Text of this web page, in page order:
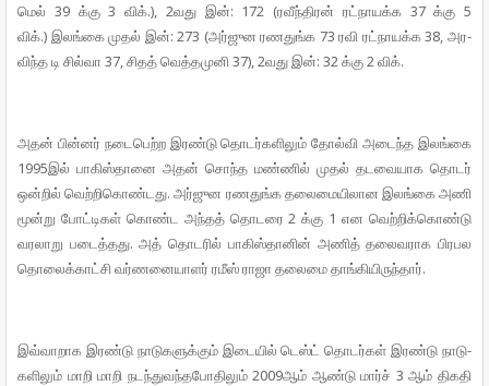
மெல் 39 க்கு 3 விக்.), 2வது இன்: 172 (ரவீந்­திரன் ரட்­நா­யக்க 37 க்கு 5
விக்.) இலங்கை முதல் இன்: 273 (அர்­ஜுன ரண­துங்க 73 ரவி ரட்­நா­யக்க 38, அர­
விந்த டி சில்வா 37, சிதத் வெத்­த­முனி 37), 2வது இன்: 32 க்கு 2 விக்.
அதன் பின்னர் நடை­பெற்ற இரண்டு தொடர்­க­ளிலும் தோல்வி அடைந்த இலங்கை
1995இல் பாகிஸ்­தானை அதன் சொந்த மண்ணில் முதல் தட­வை­யாக தொடர்
ஒன்றில் வெற்­றி­கொண்­டது.அர்­ஜுன ரண­துங்க தலை­மை­யி­லான இலங்கை அணி
மூன்று போட்­டிகள் கொண்ட அந்தத் தொடரை 2 க்கு 1 என வெற்­றிக்­கொண்டு
வர­லாறு படைத்­தது. அத் தொடரில் பாகிஸ்­தானின் அணித் தலை­வ­ராக பிர­பல
தொலைக்­காட்சி வர்­ண­னை­யாளர் ரமீஸ் ராஜா தலைமை தாங்­கி­யி­ருந்தார்.
இவ்­வா­றாக இரண்டு நாடு­க­ளுக்கும் இடையில் டெஸ்ட் தொடர்கள் இரண்டு நாடு­
க­ளிலும் மாறி மாறி நடந்­து­வந்­த­போ­திலும் 2009ஆம் ஆண்டு மார்ச் 3 ஆம் திகதி